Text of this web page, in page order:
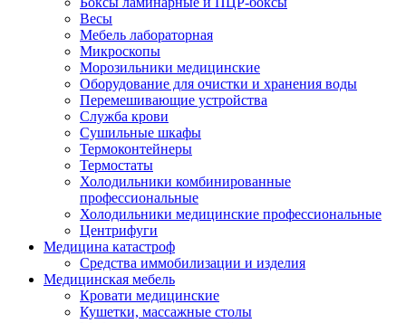
Весы
Мебель лабораторная
Микроскопы
Морозильники медицинские
Оборудование для очистки и хранения воды
Перемешивающие устройства
Служба крови
Сушильные шкафы
Термоконтейнеры
Термостаты
Холодильники комбинированные
профессиональные
Холодильники медицинские профессиональные
Центрифуги
Медицина катастроф
Средства иммобилизации и изделия
Медицинская мебель
Кровати медицинские
Кушетки, массажные столы